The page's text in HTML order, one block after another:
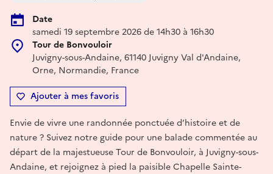
Date
samedi 19 septembre 2026 de 14h30 à 16h30
Tour de Bonvouloir
Juvigny-sous-Andaine, 61140 Juvigny Val d'Andaine,
Orne, Normandie, France
Ajouter à mes favoris
Envie de vivre une randonnée ponctuée d’histoire et de
nature ? Suivez notre guide pour une balade commentée au
départ de la majestueuse Tour de Bonvouloir, à Juvigny-sous-
Andaine, et rejoignez à pied la paisible Chapelle Sainte-